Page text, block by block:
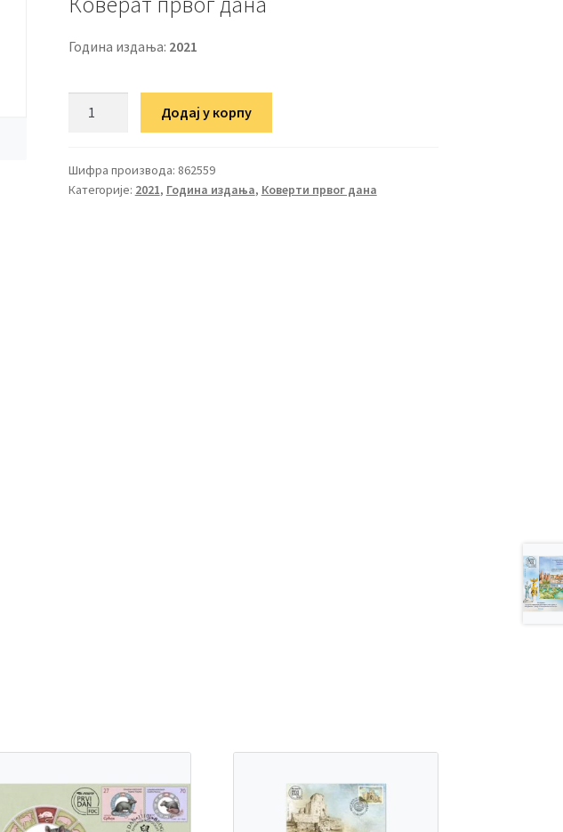
Година издања: 2021
количина
Додај у корпу
Шифра производа: 862559
Категорије: 2021, Година издања, Коверти првог дана